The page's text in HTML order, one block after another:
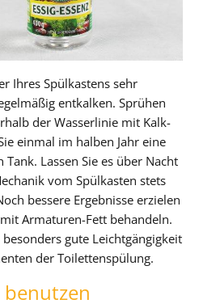
Ihres Spülkastens sehr
entkalken. Sprühen
der Wasserlinie mit Kalk-
einmal im halben Jahr eine
Tank. Lassen Sie es über Nacht
vom Spülkasten stets
bessere Ergebnisse erzielen
Armaturen-Fett behandeln.
gute Leichtgängigkeit
der Toilettenspülung.